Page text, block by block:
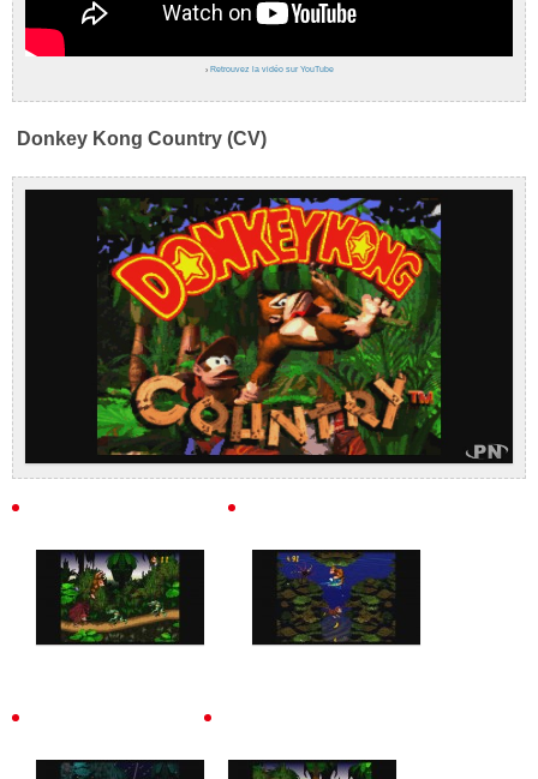
› Retrouvez la vidéo sur YouTube
Donkey Kong Country (CV)